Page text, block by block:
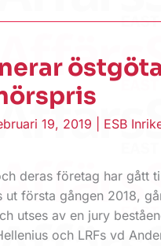
19, 2019 ESB
deras företag har gått
ut första gången 2018,
utses av en jury
och LRFs vd